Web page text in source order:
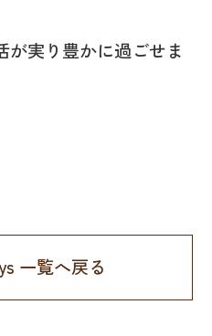
が実り豊かに過ごせま
一覧へ戻る